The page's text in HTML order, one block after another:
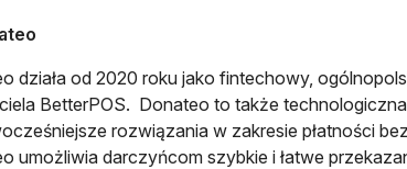
działa od 2020 roku jako fintechowy,
BetterPOS. Donateo to także
rozwiązania w zakresie płatności
umożliwia darczyńcom szybkie i łatwe